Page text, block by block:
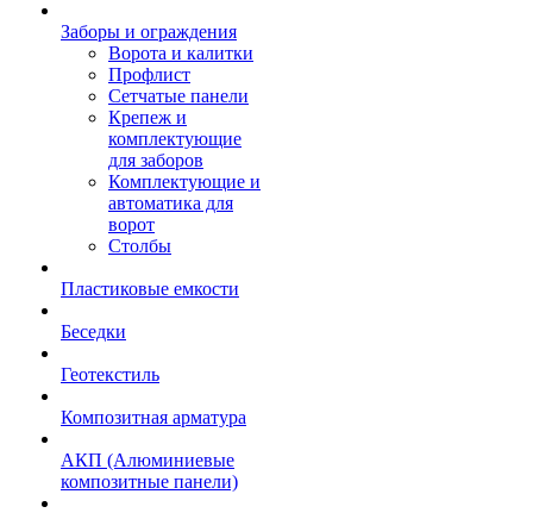
Заборы и ограждения
Ворота и калитки
Профлист
Сетчатые панели
Крепеж и
комплектующие
для заборов
Комплектующие и
автоматика для
ворот
Столбы
Пластиковые емкости
Беседки
Геотекстиль
Композитная арматура
АКП (Алюминиевые
композитные панели)